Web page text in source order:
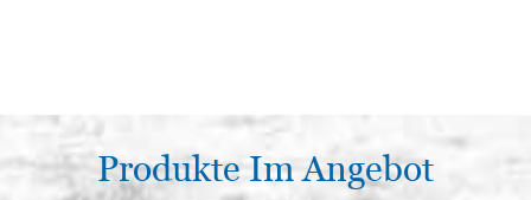
Produkte Im Angebot